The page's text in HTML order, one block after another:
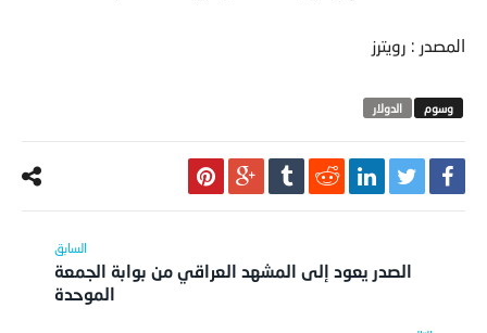
المصدر : رويترز
الدولار
الصدر يعود إلى المشهد العراقي من بوابة الجمعة
الموحدة